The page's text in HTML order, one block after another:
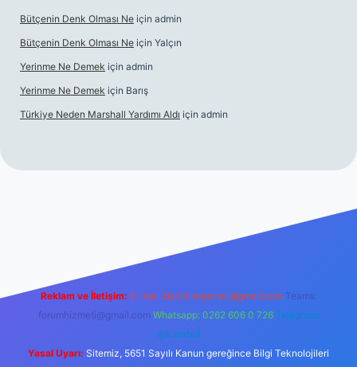
Bütçenin Denk Olması Ne için admin
Bütçenin Denk Olması Ne için Yalçın
Yerinme Ne Demek için admin
Yerinme Ne Demek için Barış
Türkiye Neden Marshall Yardımı Aldı için admin
hiltonbet yeni giriş
Reklam ve İletişim: E-mail: backlinkpaneli@gmail.com Teams:
forumhizmeti@gmail.com Whatsapp: 0262 606 0 726 Telegram:
@karabul
Yasal Uyarı: Sitemiz, 5651 Sayılı Kanun gereğince Bilgi Teknolojileri